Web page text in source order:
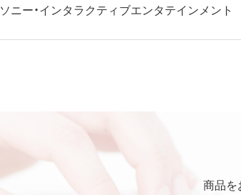
ソニー・インタラクティブエンタテインメント
商品を